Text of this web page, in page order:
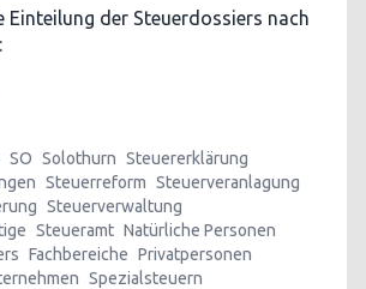
Einteilung der Steuerdossiers nach
SO Solothurn Steuererklärung
Steuerreform Steuerveranlagung
Steuerverwaltung
Steueramt Natürliche Personen
Fachbereiche Privatpersonen
Spezialsteuern